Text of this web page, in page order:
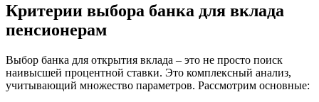
Критерии выбора банка для вклада
пенсионерам
Выбор банка для открытия вклада – это не просто поиск
наивысшей процентной ставки. Это комплексный анализ,
учитывающий множество параметров. Рассмотрим основные: